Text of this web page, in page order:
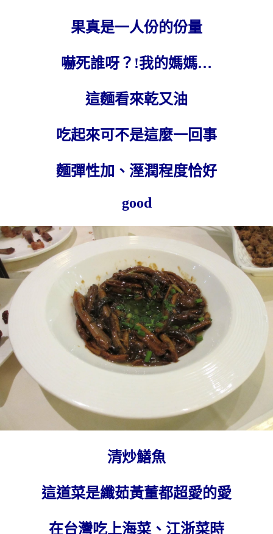
果真是一人份的份量
嚇死誰呀？!我的媽媽…
這麵看來乾又油
吃起來可不是這麼一回事
麵彈性加、溼潤程度恰好
good
清炒鱔魚
這道菜是纖茹黃董都超愛的愛
在台灣吃上海菜、江浙菜時